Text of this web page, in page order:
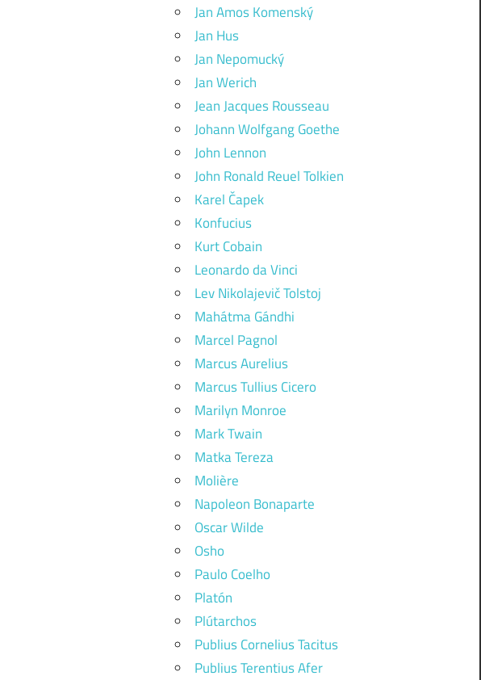
Jan Amos Komenský
Jan Hus
Jan Nepomucký
Jan Werich
Jean Jacques Rousseau
Johann Wolfgang Goethe
John Lennon
John Ronald Reuel Tolkien
Karel Čapek
Konfucius
Kurt Cobain
Leonardo da Vinci
Lev Nikolajevič Tolstoj
Mahátma Gándhi
Marcel Pagnol
Marcus Aurelius
Marcus Tullius Cicero
Marilyn Monroe
Mark Twain
Matka Tereza
Molière
Napoleon Bonaparte
Oscar Wilde
Osho
Paulo Coelho
Platón
Plútarchos
Publius Cornelius Tacitus
Publius Terentius Afer